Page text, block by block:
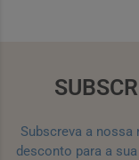
Subscreva a nossa
desconto para a